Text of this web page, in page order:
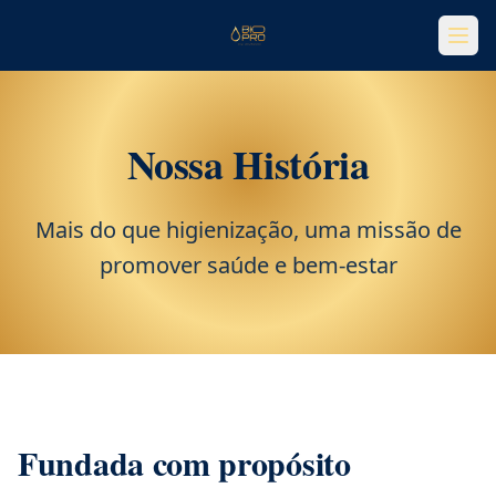
Nossa História
Mais do que higienização, uma missão de
promover saúde e bem-estar
Fundada com propósito